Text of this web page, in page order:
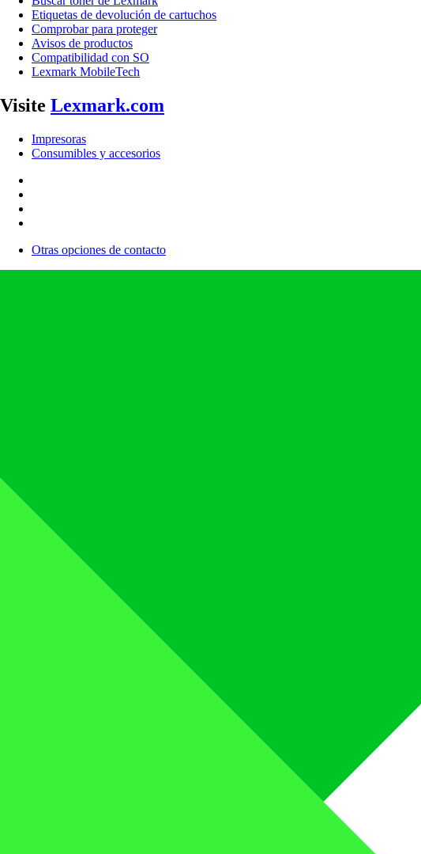
Etiquetas de devolución de cartuchos
Comprobar para proteger
Avisos de productos
Compatibilidad con SO
Lexmark MobileTech
Visite Lexmark.com
Impresoras
Consumibles y accesorios
Otras opciones de contacto